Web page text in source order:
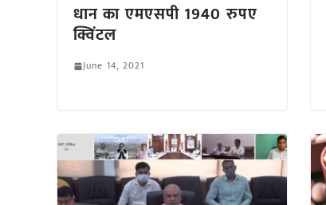
धान का एमएसपी 1940 रुपए
क्विंटल
June 14, 2021